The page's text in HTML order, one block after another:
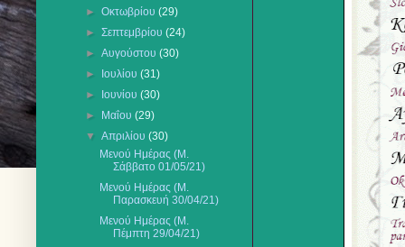
►Οκτωβρίου(29)
►Σεπτεμβρίου(24)
►Αυγούστου(30)
►
Ιουλίου(31)
►
Ιουνίου(30)
►
Μαΐου(29)
▼Απριλίου(30)
Μενού Ημέρας (Μ.
Σάββατο 01/05/21)
Μενού Ημέρας (Μ.
Παρασκευή 30/04/21)
Μενού Ημέρας (Μ.
Πέμπτη 29/04/21)